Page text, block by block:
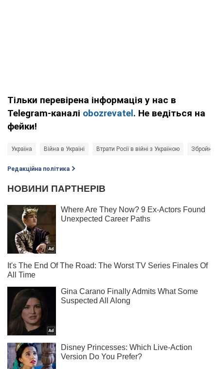
Тільки перевірена інформація у нас в
Telegram-каналі obozrevatel. Не ведіться на
фейки!
Україна Війна в Україні Втрати Росії в війні з Україною Збройні
Редакційна політика